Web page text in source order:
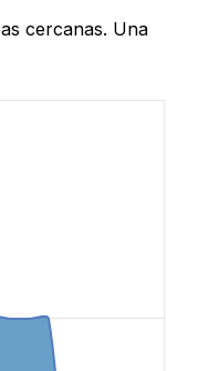
cercanas. Una